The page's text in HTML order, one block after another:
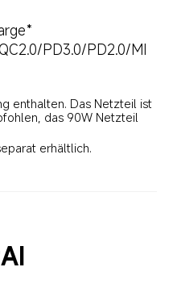
PD3.0/PD2.0/MI
enthalten. Das Netzteil ist
das 90W Netzteil
erhältlich.